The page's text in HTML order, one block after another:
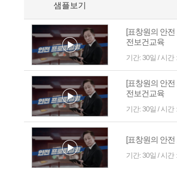
샘플보기
[표창원의 안
전보건교육
기간: 30일 / 시간
[표창원의 안
전보건교육
기간: 30일 / 시간
[표창원의 안
기간: 30일 / 시간